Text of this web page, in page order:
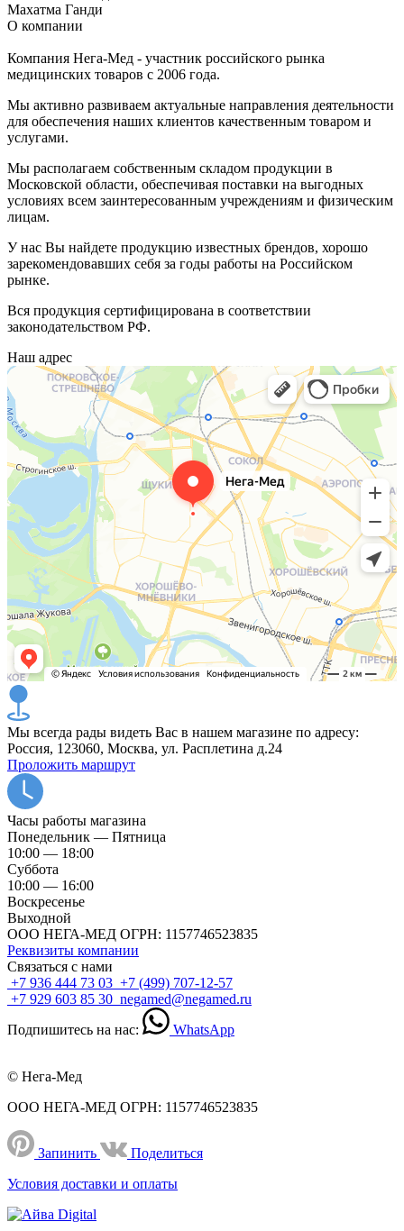
Махатма Ганди
О компании
Компания Нега-Мед - участник российского рынка
медицинских товаров с 2006 года.
Мы активно развиваем актуальные направления деятельности
для обеспечения наших клиентов качественным товаром и
услугами.
Мы располагаем собственным складом продукции в
Московской области, обеспечивая поставки на выгодных
условиях всем заинтересованным учреждениям и физическим
лицам.
У нас Вы найдете продукцию известных брендов, хорошо
зарекомендовавших себя за годы работы на Российском
рынке.
Вся продукция сертифицирована в соответствии
законодательством РФ.
Наш адрес
Мы всегда рады видеть Вас в нашем магазине по адресу:
Россия, 123060, Москва, ул. Расплетина д.24
Проложить маршрут
Часы работы магазина
Понедельник — Пятница
10:00 — 18:00
Суббота
10:00 — 16:00
Воскресенье
Выходной
ООО НЕГА-МЕД ОГРН: 1157746523835
Реквизиты компании
Связаться с нами
+7 936 444 73 03 +7 (499) 707-12-57
+7 929 603 85 30 negamed@negamed.ru
Подпишитесь на нас:
WhatsApp
© Нега-Мед
ООО НЕГА-МЕД ОГРН: 1157746523835
Запинить
Поделиться
Условия доставки и оплаты